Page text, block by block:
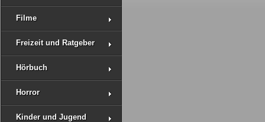
Filme
Freizeit und Ratgeber
Hörbuch
Horror
Kinder und Jugend